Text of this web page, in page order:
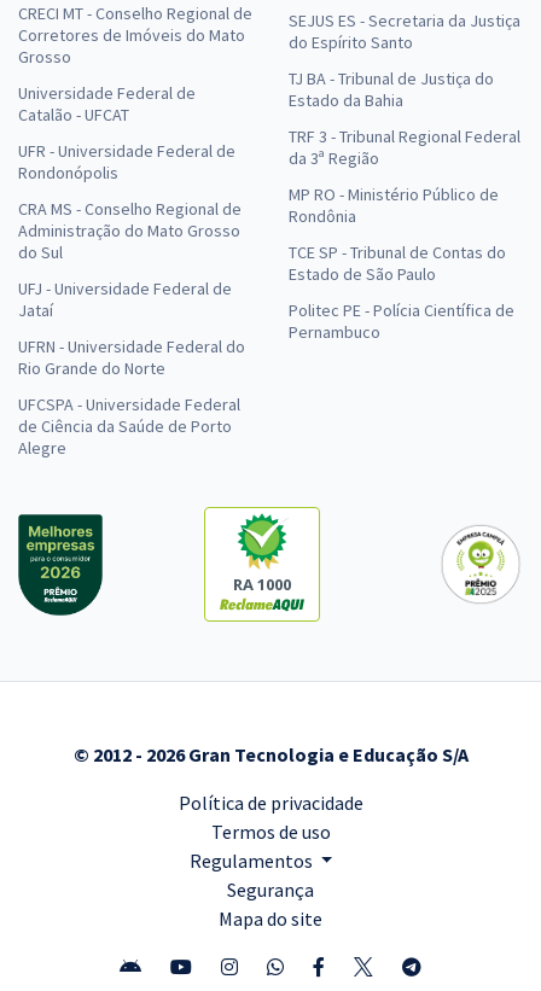
CRECI MT - Conselho Regional de
Corretores de Imóveis do Mato
Grosso
Universidade Federal de
Catalão - UFCAT
UFR - Universidade Federal de
Rondonópolis
CRA MS - Conselho Regional de
Administração do Mato Grosso
do Sul
UFJ - Universidade Federal de
Jataí
UFRN - Universidade Federal do
Rio Grande do Norte
UFCSPA - Universidade Federal
de Ciência da Saúde de Porto
Alegre
SEJUS ES - Secretaria da Justiça
do Espírito Santo
TJ BA - Tribunal de Justiça do
Estado da Bahia
TRF 3 - Tribunal Regional Federal
da 3ª Região
MP RO - Ministério Público de
Rondônia
TCE SP - Tribunal de Contas do
Estado de São Paulo
Politec PE - Polícia Científica de
Pernambuco
RA 1000
© 2012 - 2026 Gran Tecnologia e Educação S/A
Política de privacidade
Termos de uso
Regulamentos
Segurança
Mapa do site